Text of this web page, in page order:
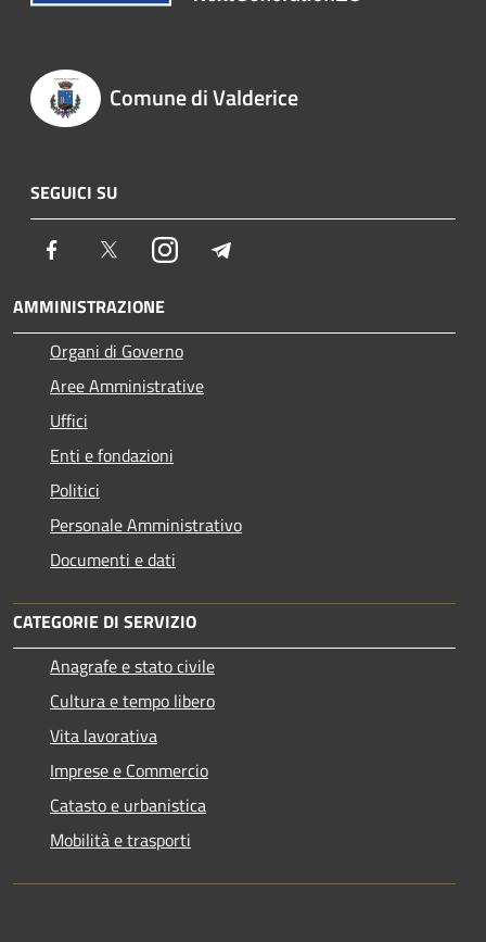
Comune di Valderice
SEGUICI SU
Facebook TwitterInstagram
AMMINISTRAZIONE
Organi di Governo
Aree Amministrative
Uffici
Enti e fondazioni
Politici
Personale Amministrativo
Documenti e dati
CATEGORIE DI SERVIZIO
Anagrafe e stato civile
Cultura e tempo libero
Vita lavorativa
Imprese e Commercio
Catasto e urbanistica
Mobilità e trasporti